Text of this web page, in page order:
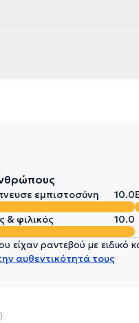
εμπιστοσύνη 10.0
& φιλικός 10.0
ραντεβού με ειδικό
αυθεντικότητά τους